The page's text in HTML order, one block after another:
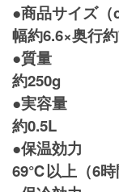
●商品サイズ（
幅約6.6×奥行
●質量
約250g
●実容量
約0.5L
●保温効力
69℃以上（6時